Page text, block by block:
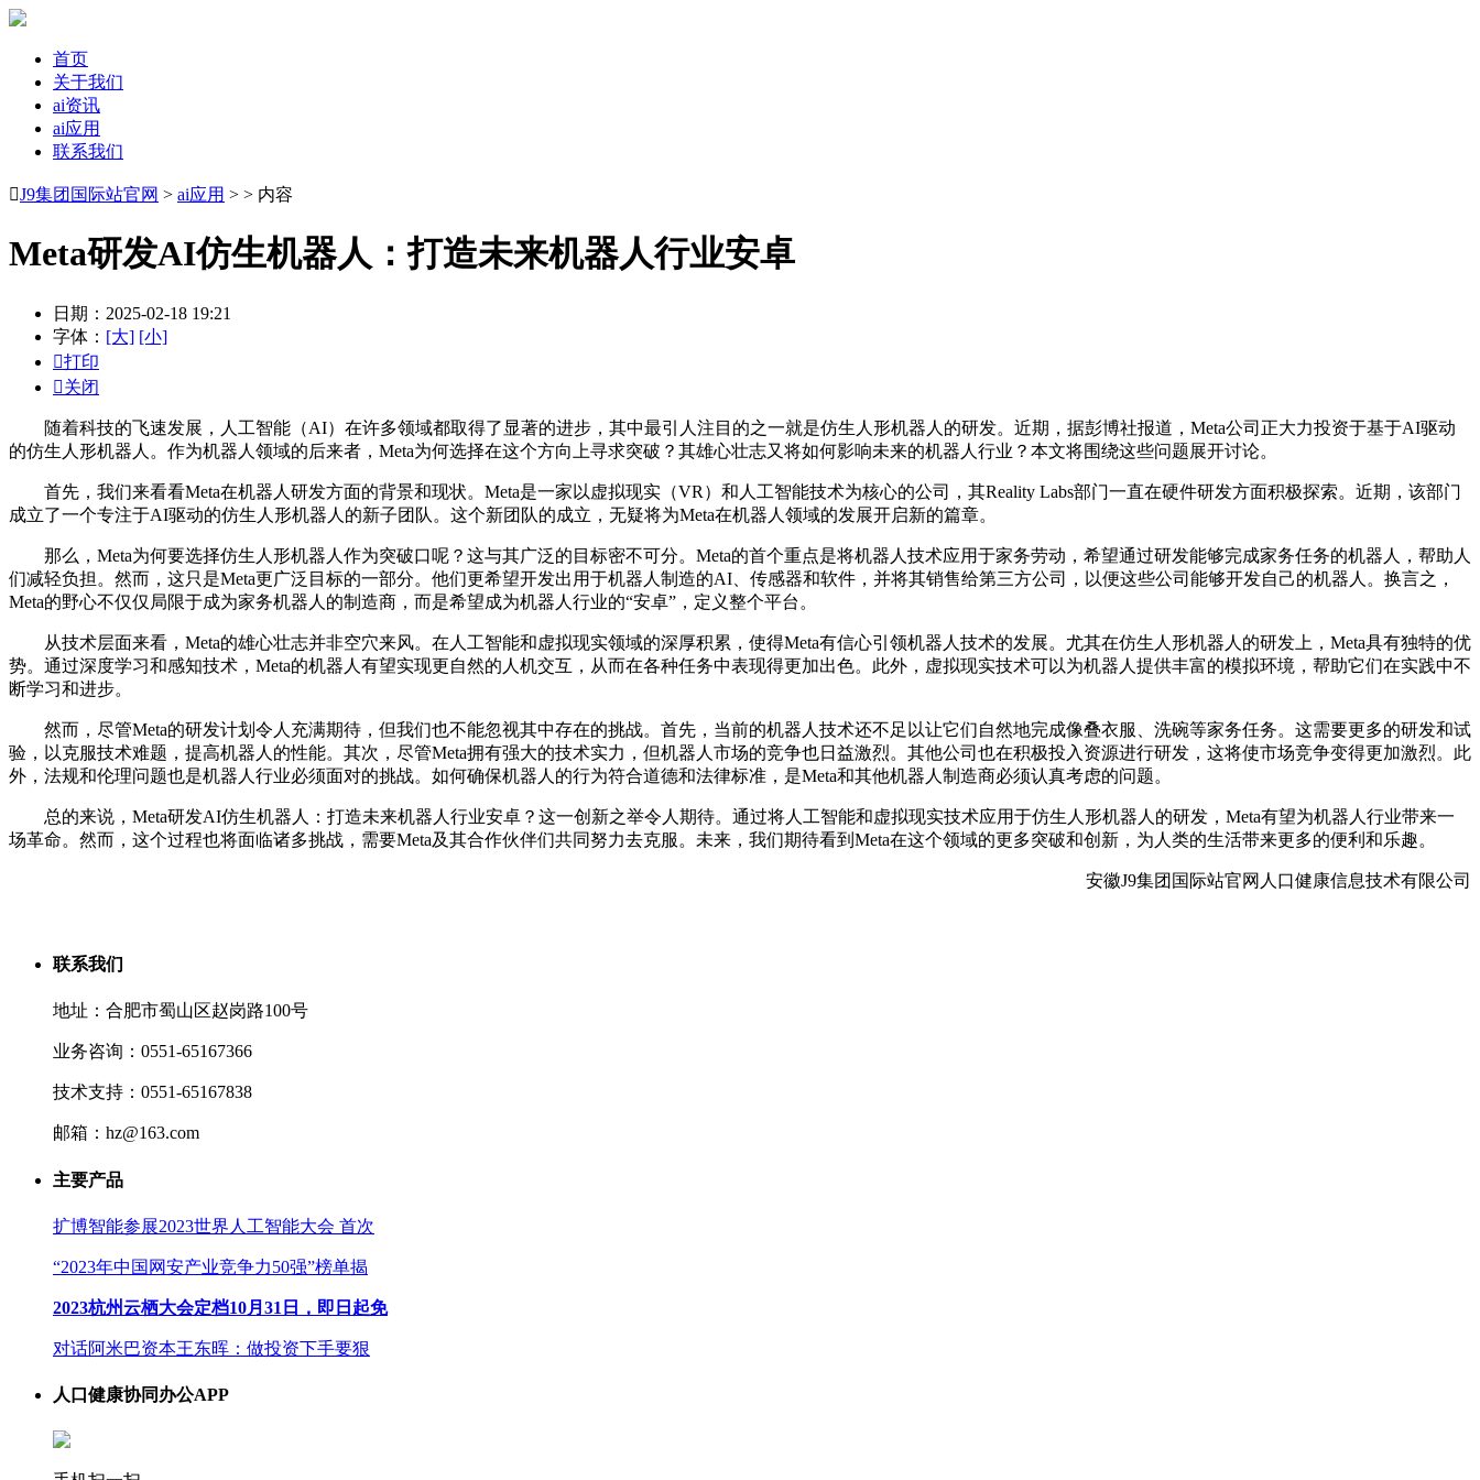
首页
关于我们
ai资讯
ai应用
联系我们
J9集团国际站官网 > ai应用 > > 内容
Meta研发AI仿生机器人：打造未来机器人行业安卓
日期：2025-02-18 19:21
字体： [大] [小]
打印
关闭
随着科技的飞速发展，人工智能（AI）在许多领域都取得了显著的进步，其中最引人注目的之一就是仿生人形机器人的研发。近期，据彭博社报道，Meta公司正大力投资于基于AI驱动
的仿生人形机器人。作为机器人领域的后来者，Meta为何选择在这个方向上寻求突破？其雄心壮志又将如何影响未来的机器人行业？本文将围绕这些问题展开讨论。
首先，我们来看看Meta在机器人研发方面的背景和现状。Meta是一家以虚拟现实（VR）和人工智能技术为核心的公司，其Reality Labs部门一直在硬件研发方面积极探索。近期，该部门
成立了一个专注于AI驱动的仿生人形机器人的新子团队。这个新团队的成立，无疑将为Meta在机器人领域的发展开启新的篇章。
那么，Meta为何要选择仿生人形机器人作为突破口呢？这与其广泛的目标密不可分。Meta的首个重点是将机器人技术应用于家务劳动，希望通过研发能够完成家务任务的机器人，帮助人
们减轻负担。然而，这只是Meta更广泛目标的一部分。他们更希望开发出用于机器人制造的AI、传感器和软件，并将其销售给第三方公司，以便这些公司能够开发自己的机器人。换言之，
Meta的野心不仅仅局限于成为家务机器人的制造商，而是希望成为机器人行业的“安卓”，定义整个平台。
从技术层面来看，Meta的雄心壮志并非空穴来风。在人工智能和虚拟现实领域的深厚积累，使得Meta有信心引领机器人技术的发展。尤其在仿生人形机器人的研发上，Meta具有独特的优
势。通过深度学习和感知技术，Meta的机器人有望实现更自然的人机交互，从而在各种任务中表现得更加出色。此外，虚拟现实技术可以为机器人提供丰富的模拟环境，帮助它们在实践中不
断学习和进步。
然而，尽管Meta的研发计划令人充满期待，但我们也不能忽视其中存在的挑战。首先，当前的机器人技术还不足以让它们自然地完成像叠衣服、洗碗等家务任务。这需要更多的研发和试
验，以克服技术难题，提高机器人的性能。其次，尽管Meta拥有强大的技术实力，但机器人市场的竞争也日益激烈。其他公司也在积极投入资源进行研发，这将使市场竞争变得更加激烈。此
外，法规和伦理问题也是机器人行业必须面对的挑战。如何确保机器人的行为符合道德和法律标准，是Meta和其他机器人制造商必须认真考虑的问题。
总的来说，Meta研发AI仿生机器人：打造未来机器人行业安卓？这一创新之举令人期待。通过将人工智能和虚拟现实技术应用于仿生人形机器人的研发，Meta有望为机器人行业带来一
场革命。然而，这个过程也将面临诸多挑战，需要Meta及其合作伙伴们共同努力去克服。未来，我们期待看到Meta在这个领域的更多突破和创新，为人类的生活带来更多的便利和乐趣。
安徽J9集团国际站官网人口健康信息技术有限公司
联系我们
地址：合肥市蜀山区赵岗路100号
业务咨询：0551-65167366
技术支持：0551-65167838
邮箱：hz@163.com
主要产品
扩博智能参展2023世界人工智能大会 首次
“2023年中国网安产业竞争力50强”榜单揭
2023杭州云栖大会定档10月31日，即日起免
对话阿米巴资本王东晖：做投资下手要狠
人口健康协同办公APP